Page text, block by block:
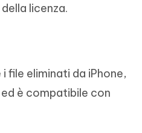
licenza.
file eliminati da iPhone,
ed è compatibile con